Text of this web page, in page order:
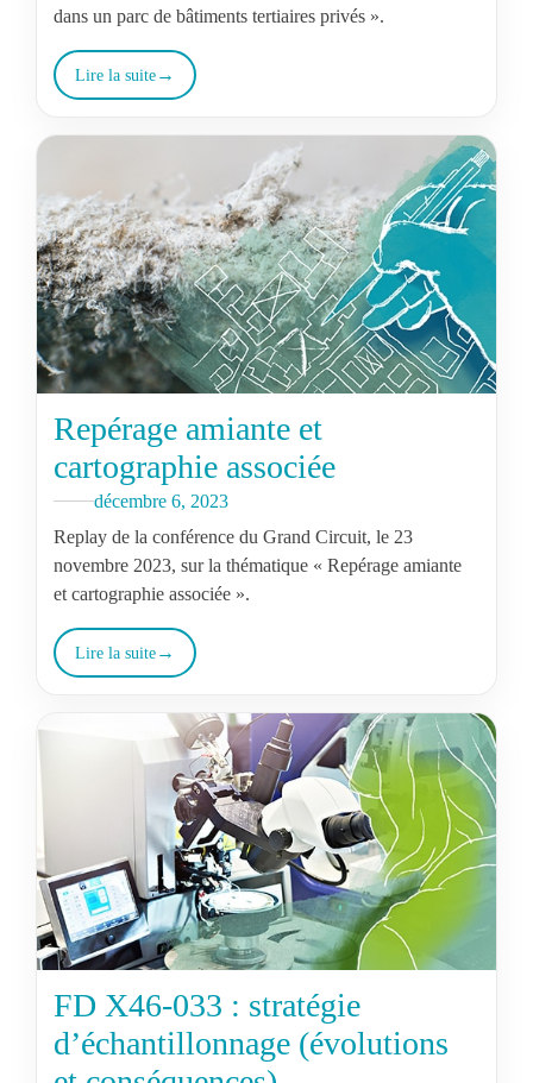
dans un parc de bâtiments tertiaires privés ».
Lire la suite
Repérage amiante et
cartographie associée
décembre 6, 2023
Replay de la conférence du Grand Circuit, le 23
novembre 2023, sur la thématique « Repérage amiante
et cartographie associée ».
Lire la suite
FD X46-033 : stratégie
d’échantillonnage (évolutions